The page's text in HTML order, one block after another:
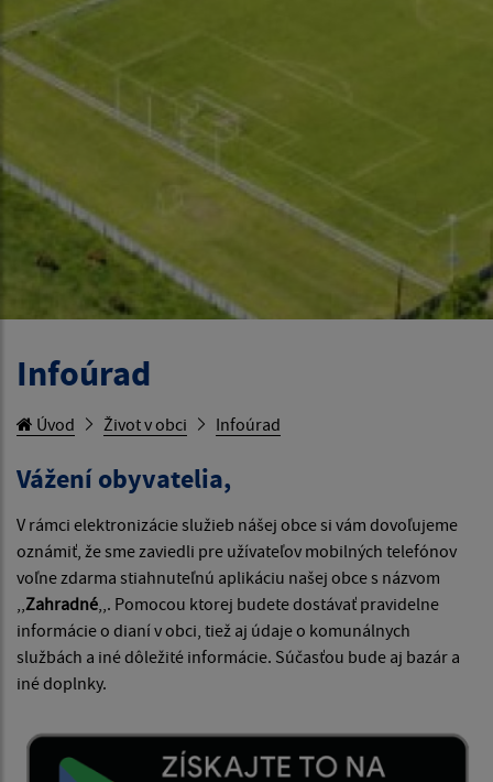
Infoúrad
Úvod Život v obci Infoúrad
Vážení obyvatelia,
V rámci elektronizácie služieb nášej obce si vám dovoľujeme
oznámiť, že sme zaviedli pre užívateľov mobilných telefónov
voľne zdarma stiahnuteľnú aplikáciu našej obce s názvom
,,Zahradné,,. Pomocou ktorej budete dostávať pravidelne
informácie o dianí v obci, tiež aj údaje o komunálnych
službách a iné dôležité informácie. Súčasťou bude aj bazár a
iné doplnky.